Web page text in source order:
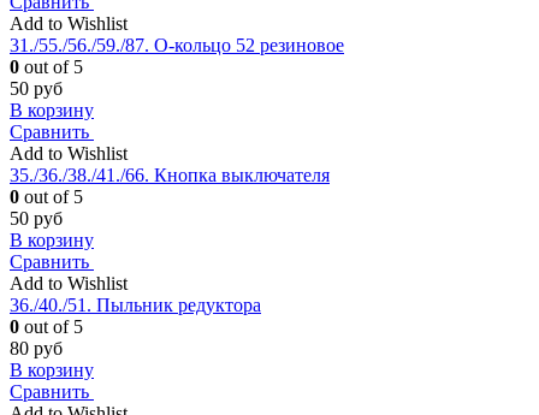
Add to Wishlist
31./55./56./59./87. О-кольцо 52 резиновое
0 out of 5
50 руб
В корзину
Сравнить
Add to Wishlist
35./36./38./41./66. Кнопка выключателя
0 out of 5
50 руб
В корзину
Сравнить
Add to Wishlist
36./40./51. Пыльник редуктора
0 out of 5
80 руб
В корзину
Сравнить